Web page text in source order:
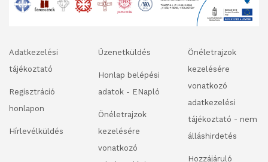
Adatkezelési
tájékoztató
Regisztráció
honlapon
Hírlevélküldés
Üzenetküldés
Honlap belépési
adatok - ENapló
Önéletrajzok
kezelésére
vonatkozó
Önéletrajzok
kezelésére
vonatkozó
adatkezelési
tájékoztató - nem
álláshirdetés
Hozzájáruló